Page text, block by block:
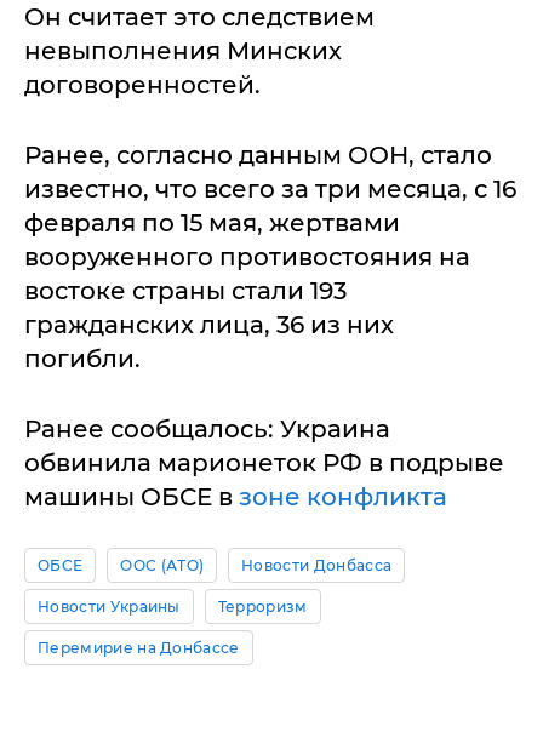
Он считает это следствием
невыполнения Минских
договоренностей.
Ранее, согласно данным ООН, стало
известно, что всего за три месяца, с 16
февраля по 15 мая, жертвами
вооруженного противостояния на
востоке страны стали 193
гражданских лица, 36 из них
погибли.
Ранее сообщалось: Украина
обвинила марионеток РФ в подрыве
машины ОБСЕ в зоне конфликта
ОБСЕ ООС (АТО) Новости Донбасса
Новости Украины Терроризм
Перемирие на Донбассе